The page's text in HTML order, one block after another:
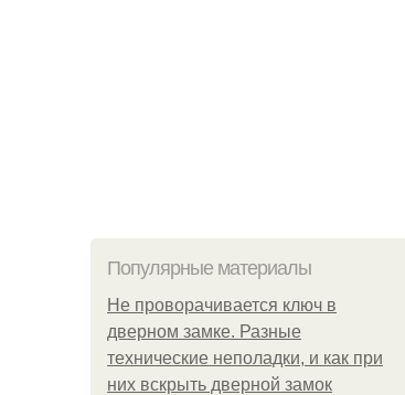
Популярные материалы
Не проворачивается ключ в
дверном замке. Разные
технические неполадки, и как при
них вскрыть дверной замок